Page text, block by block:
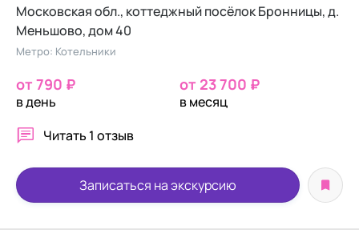
Московская обл., коттеджный посёлок Бронницы, д.
Меньшово, дом 40
Метро: Котельники
от 790 ₽
в день
от 23 700 ₽
в месяц
Читать 1 отзыв
Записаться на экскурсию